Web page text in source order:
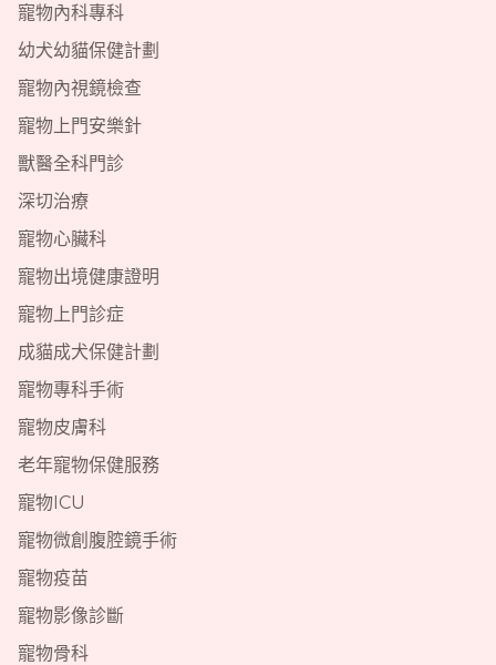
寵物內科專科
幼犬幼貓保健計劃
寵物內視鏡檢查
寵物上門安樂針
獸醫全科門診
深切治療
寵物心臟科
寵物出境健康證明
寵物上門診症
成貓成犬保健計劃
寵物專科手術
寵物皮膚科
老年寵物保健服務
寵物ICU
寵物微創腹腔鏡手術
寵物疫苗
寵物影像診斷
寵物骨科